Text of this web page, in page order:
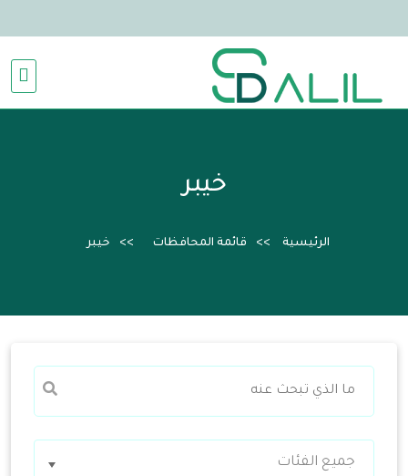
خيبر
الرئيسية قائمة المحافظات خيبر
جميع الفئات